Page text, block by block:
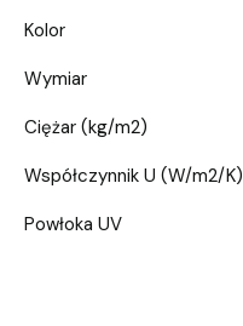
Kolor
Wymiar
Ciężar (kg/m2)
Współczynnik U (W/m2/K)
Powłoka UV